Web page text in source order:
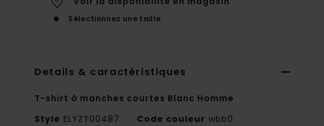
Sélectionnez une taille
Details & caractéristiques
T-shirt à manches courtes Blanc Homme
Style ELYZT00487 Code couleur wbb0